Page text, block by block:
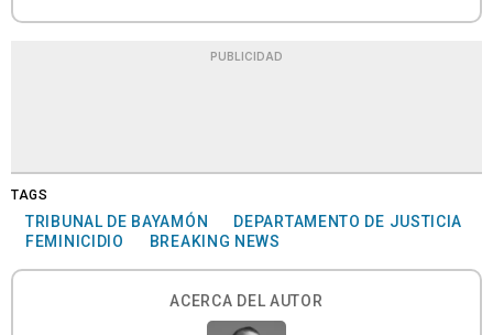
PUBLICIDAD
TAGS
TRIBUNAL DE BAYAMÓN
DEPARTAMENTO DE JUSTICIA
FEMINICIDIO
BREAKING NEWS
ACERCA DEL AUTOR